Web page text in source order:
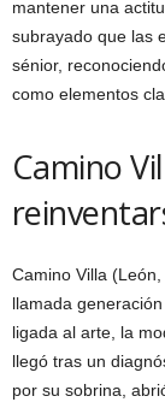
mantener una
subrayado que las
sénior,
como elementos
Camino
Camino Villa
llamada
ligada al arte, la
llegó tras un
por su sobrina,